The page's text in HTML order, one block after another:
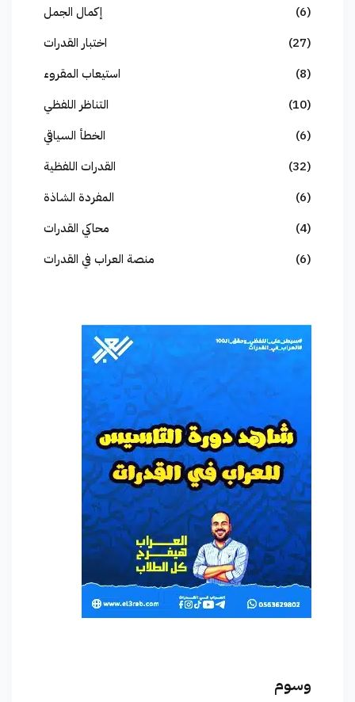
إكمال الجمل
(6)
اختبار القدرات
(27)
استيعاب المقروء
(8)
التناظر اللفظي
(10)
الخطأ السياقي
(6)
القدرات اللفظية
(32)
المفردة الشاذة
(6)
محاكي القدرات
(4)
منصة العراب في القدرات
(6)
وسوم